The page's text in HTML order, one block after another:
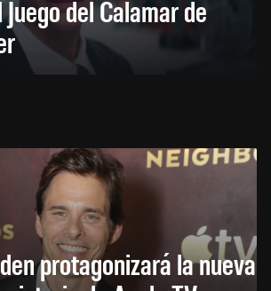
del Calamar de
protagonizará la nueva